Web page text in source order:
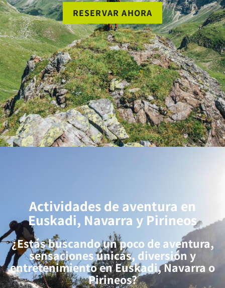
RESERVAR AHORA
Actividades de aventura en
Euskadi, Navarra y Pirineos
¿Estás buscando un poco de aventura,
sensaciones únicas, diversión y
entretenimiento en Euskadi, Navarra o
Pirineos?